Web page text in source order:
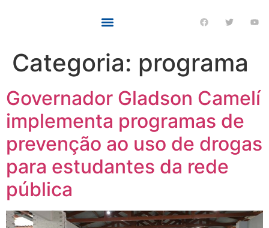
Categoria: programa
Governador Gladson Camelí
implementa programas de
prevenção ao uso de drogas
para estudantes da rede
pública